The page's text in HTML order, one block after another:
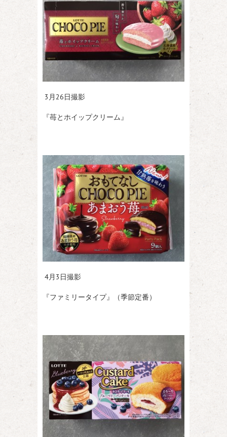
3月26日撮影
『苺とホイップクリーム』
4月3日撮影
『ファミリータイプ』（季節定番）